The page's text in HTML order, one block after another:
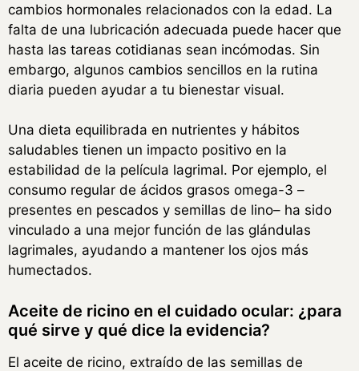
cambios hormonales relacionados con la edad. La
falta de una lubricación adecuada puede hacer que
hasta las tareas cotidianas sean incómodas. Sin
embargo, algunos cambios sencillos en la rutina
diaria pueden ayudar a tu bienestar visual.
Una dieta equilibrada en nutrientes y hábitos
saludables tienen un impacto positivo en la
estabilidad de la película lagrimal. Por ejemplo, el
consumo regular de ácidos grasos omega-3 –
presentes en pescados y semillas de lino– ha sido
vinculado a una mejor función de las glándulas
lagrimales, ayudando a mantener los ojos más
humectados.
Aceite de ricino en el cuidado ocular: ¿para
qué sirve y qué dice la evidencia?
El aceite de ricino, extraído de las semillas de